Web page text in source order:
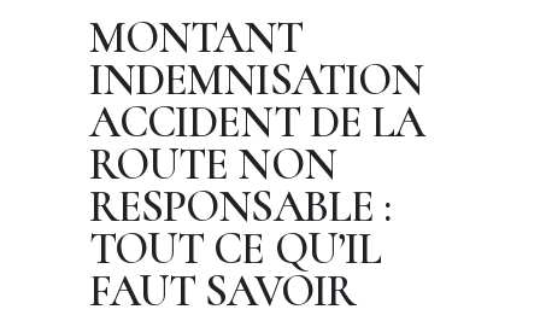
CONTACT
MONTANT
INDEMNISATION
ACCIDENT DE LA
ROUTE NON
RESPONSABLE :
TOUT CE QU’IL
FAUT SAVOIR